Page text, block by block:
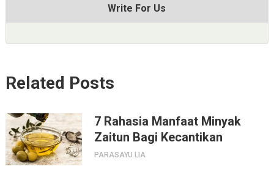
Write For Us
Related Posts
7 Rahasia Manfaat Minyak
Zaitun Bagi Kecantikan
PARASAYU LIA